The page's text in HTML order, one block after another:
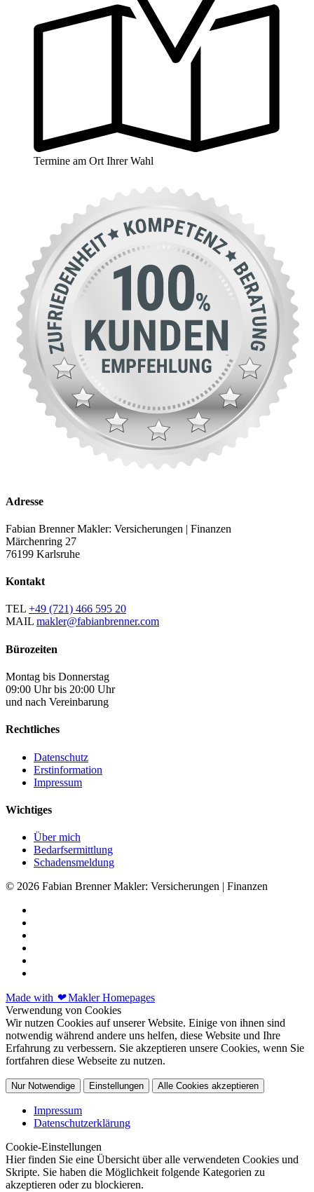
Termine am Ort Ihrer Wahl
Adresse
Fabian Brenner Makler: Versicherungen | Finanzen
Märchenring 27
76199 Karlsruhe
Kontakt
TEL +49 (721) 466 595 20
MAIL makler@fabianbrenner.com
Bürozeiten
Montag bis Donnerstag
09:00 Uhr bis 20:00 Uhr
und nach Vereinbarung
Rechtliches
Datenschutz
Erstinformation
Impressum
Wichtiges
Über mich
Bedarfsermittlung
Schadensmeldung
© 2026 Fabian Brenner Makler: Versicherungen | Finanzen
Made with ❤Makler Homepages
Verwendung von Cookies
Wir nutzen Cookies auf unserer Website. Einige von ihnen sind
notwendig während andere uns helfen, diese Website und Ihre
Erfahrung zu verbessern. Sie akzeptieren unsere Cookies, wenn Sie
fortfahren diese Webseite zu nutzen.
Nur Notwendige Einstellungen Alle Cookies akzeptieren
Impressum
Datenschutzerklärung
Cookie-Einstellungen
Hier finden Sie eine Übersicht über alle verwendeten Cookies und
Skripte. Sie haben die Möglichkeit folgende Kategorien zu
akzeptieren oder zu blockieren.